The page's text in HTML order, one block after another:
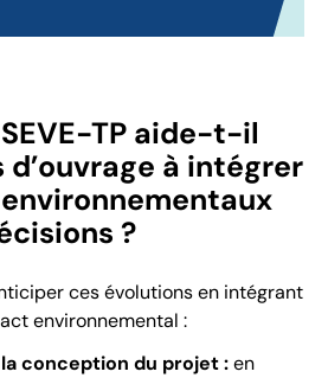
TP aide-t-il
à intégrer
?
ces évolutions en intégrant
environnemental :
conception du projet :en